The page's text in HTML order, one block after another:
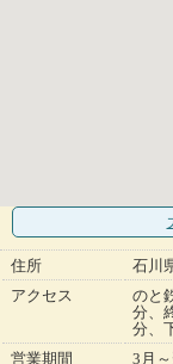
住所
石川
アクセス
のと
分、
分、
営業期間
3月